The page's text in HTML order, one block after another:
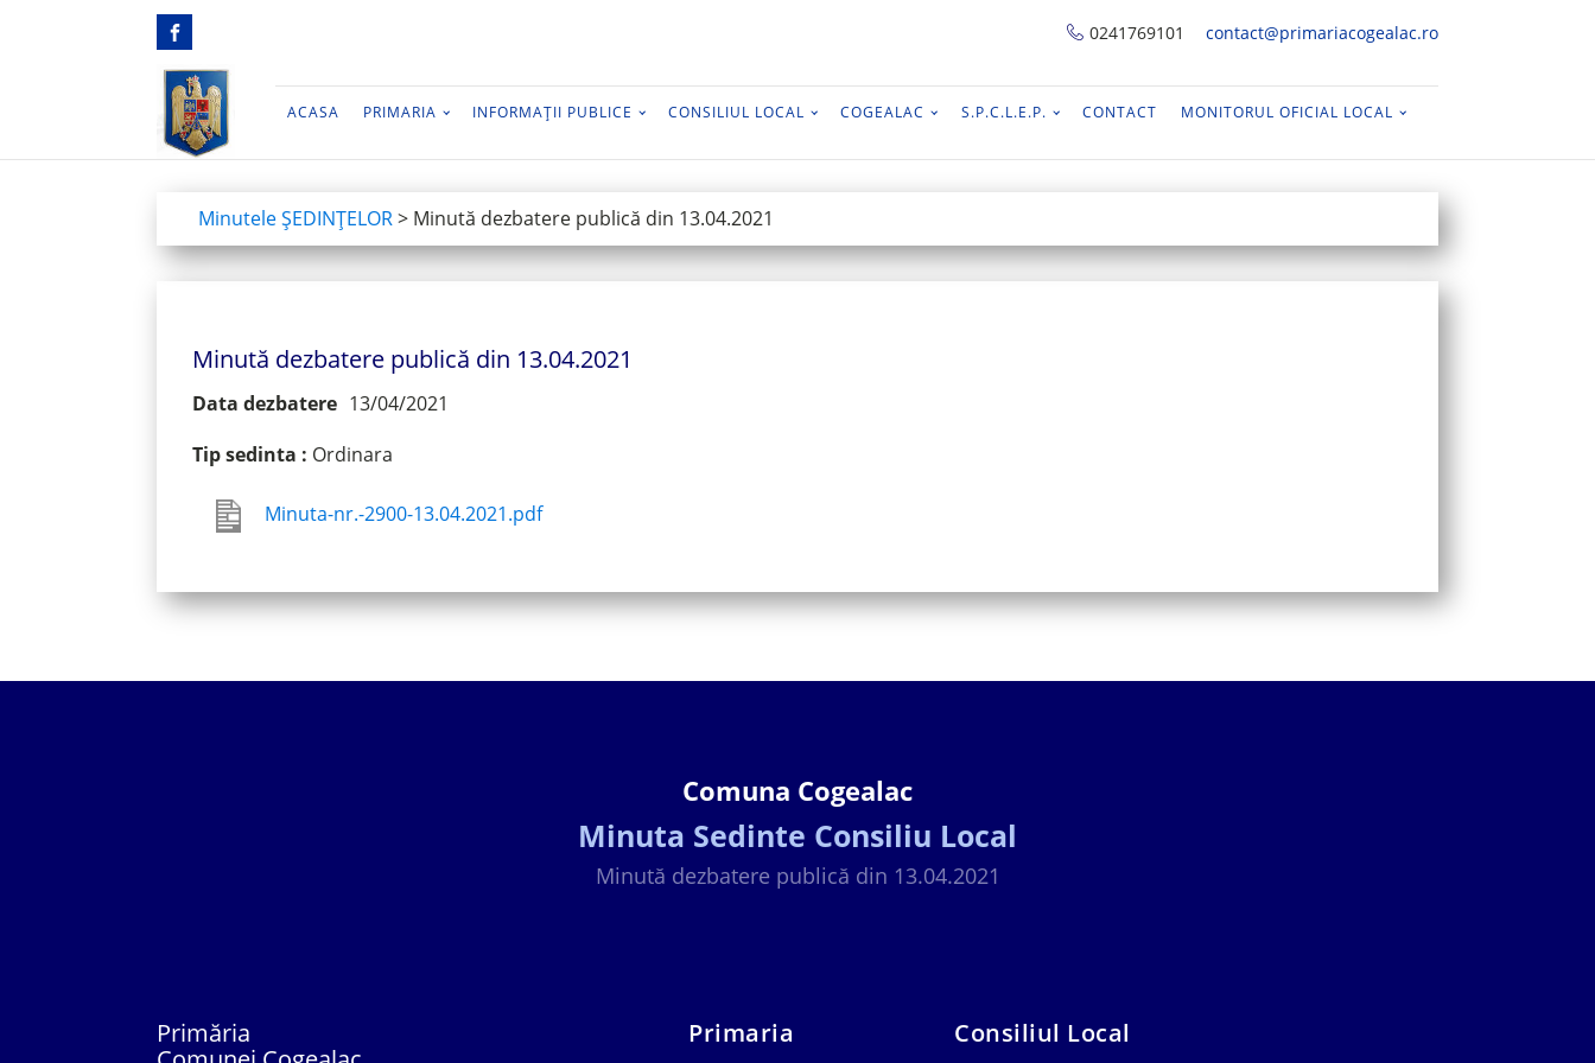
0241769101 contact@primariacogealac.ro
ACASA PRIMARIA INFORMAȚII PUBLICE CONSILIUL LOCAL COGEALAC S.P.C.L.E.P. CONTACT MONITORUL OFICIAL LOCAL
Minutele ŞEDINŢELOR> Minută dezbatere publică din 13.04.2021
Minută dezbatere publică din 13.04.2021
Data dezbatere 13/04/2021
Tip sedinta : Ordinara
Minuta-nr.-2900-13.04.2021.pdf
Comuna Cogealac
Minuta Sedinte Consiliu Local
Minută dezbatere publică din 13.04.2021
Primăria
Primaria Consiliul Local